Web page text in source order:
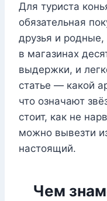
Для туриста
обязательная
друзья и
в магазинах
выдержки, и
статье — какой
что означают
стоит, как не
можно вывезти
настоящий.
Чем